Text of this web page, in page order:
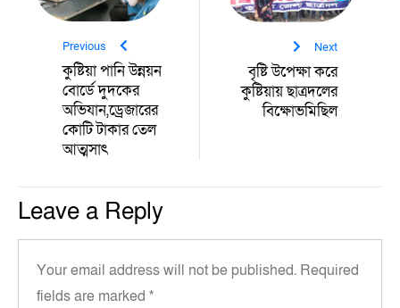
Previous
কুষ্টিয়া পানি উন্নয়ন
বোর্ডে দুদকের
অভিযান,‎ড্রেজারের
কোটি টাকার তেল
আত্মসাৎ
Next
বৃষ্টি উপেক্ষা করে
কুষ্টিয়ায় ছাত্রদলের
বিক্ষোভ‎মিছিল
Leave a Reply
Your email address will not be published. Required
fields are marked *